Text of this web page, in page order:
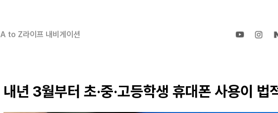
A to Z라이프 내비게이션
내년 3월부터 초·중·고등학생 휴대폰 사용이 법